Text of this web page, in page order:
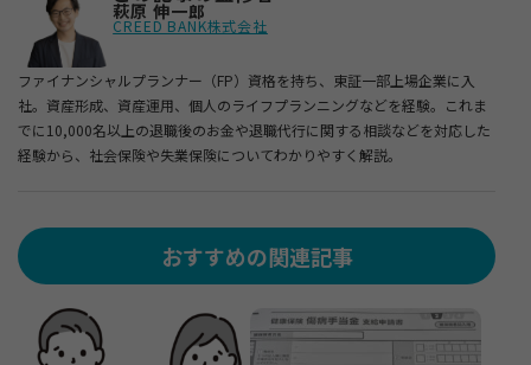
萩原 伸一郎
CREED BANK株式会社
ファイナンシャルプランナー（FP）資格を持ち、東証一部上場企業に入
社。資産形成、資産運用、個人のライフプランニングなどを経験。これま
でに10,000名以上の退職後のお金や退職代行に関する相談などを対応した
経験から、社会保険や失業保険についてわかりやすく解説。
おすすめの関連記事